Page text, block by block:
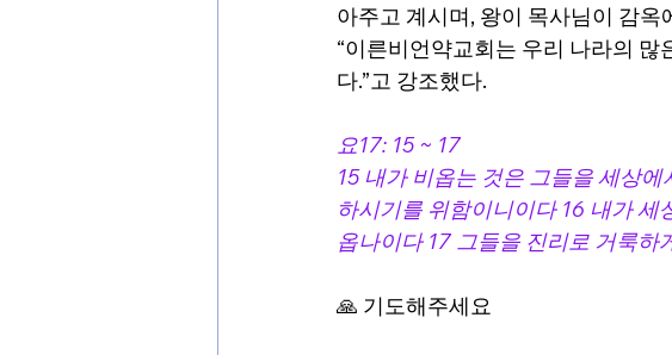
아주고 계시며, 왕이 목사님이 감옥
“이른비언약교회는 우리 나라의
다.”고 강조했다.
요17: 15 ~ 17
15 내가 비옵는 것은 그들을 세상
하시기를 위함이니이다 16 내가
옵나이다 17 그들을 진리로 거룩
🙏 기도해주세요